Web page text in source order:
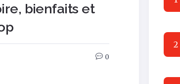
bienfaits et
0